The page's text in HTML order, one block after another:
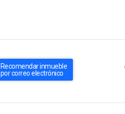
Recomendar inmueble
por correo electrónico